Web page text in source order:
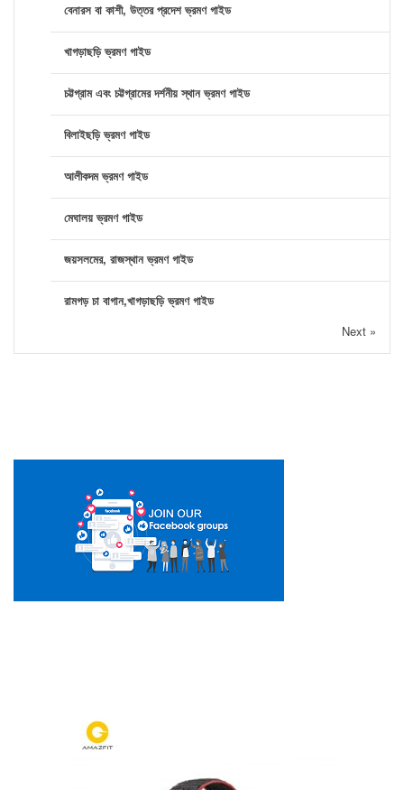
বেনারস বা কাশী, উত্তর প্রদেশ ভ্রমণ গাইড
খাগড়াছড়ি ভ্রমণ গাইড
চট্টগ্রাম এবং চট্টগ্রামের দর্শনীয় স্থান ভ্রমণ গাইড
বিলাইছড়ি ভ্রমণ গাইড
আলীকদম ভ্রমণ গাইড
মেঘালয় ভ্রমণ গাইড
জয়সলমের, রাজস্থান ভ্রমণ গাইড
রামগড় চা বাগান,খাগড়াছড়ি ভ্রমণ গাইড
Next »